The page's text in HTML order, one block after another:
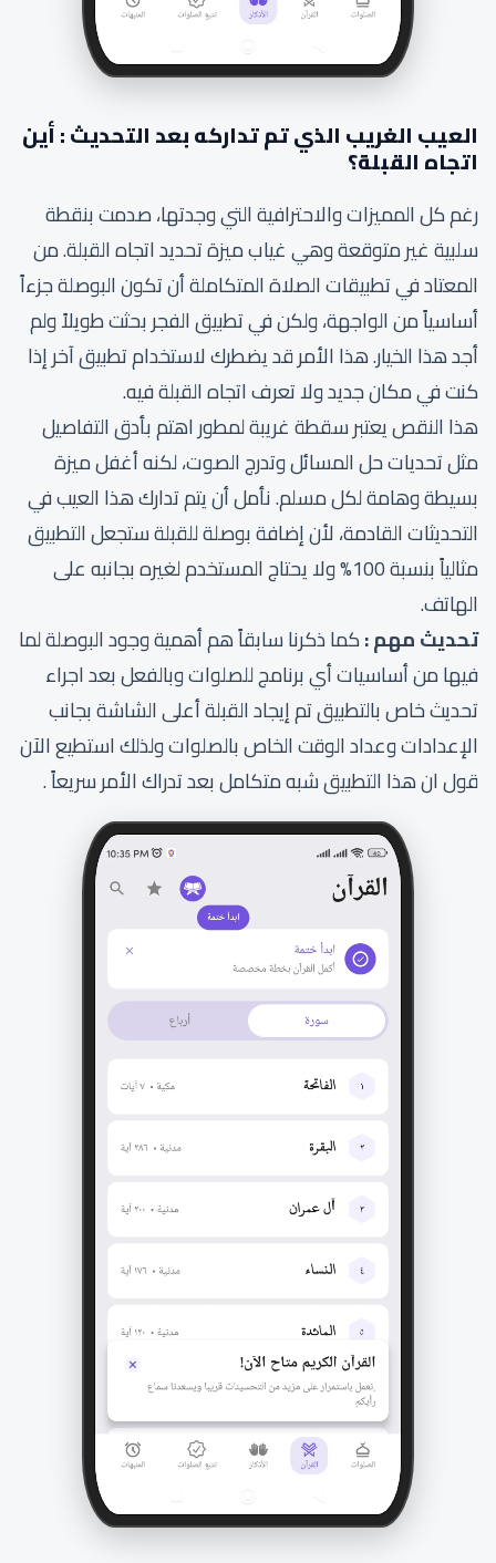
العيب الغريب الذي تم تداركه بعد التحديث : أين
اتجاه القبلة؟
رغم كل المميزات والاحترافية التي وجدتها، صدمت بنقطة
سلبية غير متوقعة وهي غياب ميزة تحديد اتجاه القبلة. من
المعتاد في تطبيقات الصلاة المتكاملة أن تكون البوصلة جزءاً
أساسياً من الواجهة، ولكن في تطبيق الفجر بحثت طويلاً ولم
أجد هذا الخيار. هذا الأمر قد يضطرك لاستخدام تطبيق آخر إذا
كنت في مكان جديد ولا تعرف اتجاه القبلة فيه.
هذا النقص يعتبر سقطة غريبة لمطور اهتم بأدق التفاصيل
مثل تحديات حل المسائل وتدرج الصوت، لكنه أغفل ميزة
بسيطة وهامة لكل مسلم. نأمل أن يتم تدارك هذا العيب في
التحديثات القادمة، لأن إضافة بوصلة للقبلة ستجعل التطبيق
مثالياً بنسبة 100% ولا يحتاج المستخدم لغيره بجانبه على
الهاتف.
تحديث مهم :كما ذكرنا سابقاً هم أهمية وجود البوصلة لما
فيها من أساسيات أي برنامج للصلوات وبالفعل بعد اجراء
تحديث خاص بالتطبيق تم إيجاد القبلة أعلى الشاشة بجانب
الإعدادات وعداد الوقت الخاص بالصلوات ولذلك استطيع الآن
قول ان هذا التطبيق شبه متكامل بعد تدراك الأمر سريعاً .